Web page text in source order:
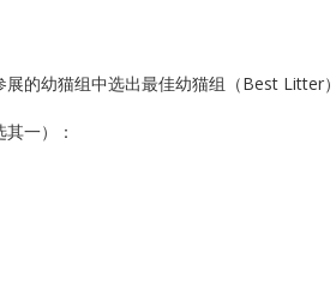
的幼猫组中选出最佳幼猫组（Best Litter
一）：